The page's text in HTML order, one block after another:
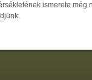
ismerete